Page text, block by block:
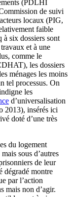
(PDLHI
de suivi
locaux (PIG,
faible
à six dossiers sont
et à une
comme le
les dossiers
ménages les moins
tel processus. On
les
d’universalisation
2013), insérés ici
doté d’une très
du logement
sous d’autres
de leur
dégradé montre
par l’action
mais non d’agir.